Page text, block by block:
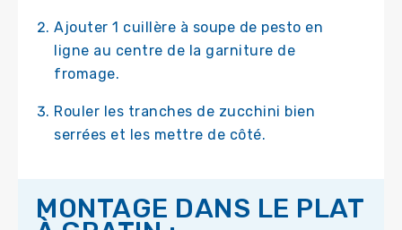
Ajouter 1 cuillère à soupe de pesto en
ligne au centre de la garniture de
fromage.
Rouler les tranches de zucchini bien
serrées et les mettre de côté.
MONTAGE DANS LE PLAT